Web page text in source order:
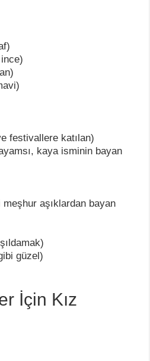
festivallere katılan)
kaya isminin bayan
aşıklardan bayan
güzel)
İçin Kız